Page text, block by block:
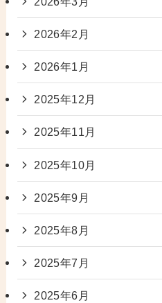
2026年2月
2026年1月
2025年12月
2025年11月
2025年10月
2025年9月
2025年8月
2025年7月
2025年6月